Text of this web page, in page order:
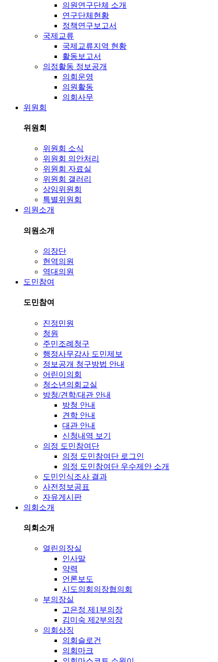
의원연구단체 소개
연구단체현황
정책연구보고서
국제교류
국제교류지역 현황
활동보고서
의정활동 정보공개
의회운영
의원활동
의회사무
위원회
위원회
위원회 소식
위원회 의안처리
위원회 자료실
위원회 갤러리
상임위원회
특별위원회
의원소개
의원소개
의장단
현역의원
역대의원
도민참여
도민참여
진정민원
청원
주민조례청구
행정사무감사 도민제보
정보공개 청구방법 안내
어린이의회
청소년의회교실
방청/견학/대관 안내
방청 안내
견학 안내
대관 안내
신청내역 보기
의정 도민참여단
의정 도민참여단 로그인
의정 도민참여단 우수제안 소개
도민인식조사 결과
사전정보공표
자유게시판
의회소개
의회소개
열린의장실
인사말
약력
언론보도
시도의회의장협의회
부의장실
고은정 제1부의장
김미숙 제2부의장
의회상징
의회슬로건
의회마크